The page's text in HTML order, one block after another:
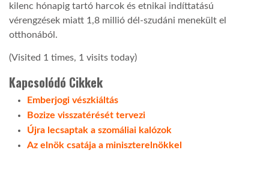
kilenc hónapig tartó harcok és etnikai indíttatású
vérengzések miatt 1,8 millió dél-szudáni menekült el
otthonából.
(Visited 1 times, 1 visits today)
Kapcsolódó Cikkek
Emberjogi vészkiáltás
Bozize visszatérését tervezi
Újra lecsaptak a szomáliai kalózok
Az elnök csatája a miniszterelnökkel